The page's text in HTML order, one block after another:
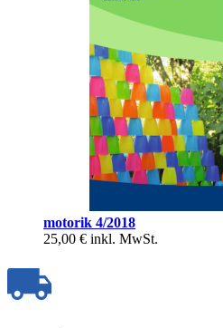
motorik 4/2018
25,00 € inkl. MwSt.